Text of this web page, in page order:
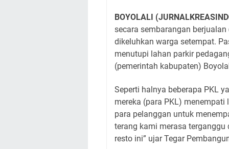
BOYOLALI
secara sembarangan
dikeluhkan warga setempat.
menutupi lahan parkir
(pemerintah kabupaten)
Seperti halnya beberapa PKL
mereka (para PKL) menempati
para pelanggan untuk
terang kami merasa terganggu
resto ini” ujar Tegar